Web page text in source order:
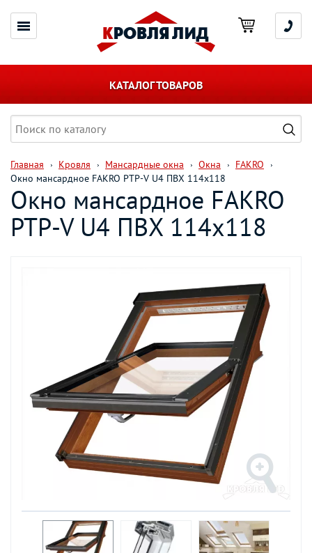
КАТАЛОГ ТОВАРОВ
Главная Кровля Мансардные окна Окна
FAKRO
Окно мансардное FAKRO PTP-V U4 ПВХ 114х118
Окно мансардное FAKRO
PTP-V U4 ПВХ 114х118